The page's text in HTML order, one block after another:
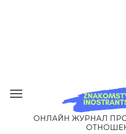
ОНЛАЙН ЖУРНАЛ